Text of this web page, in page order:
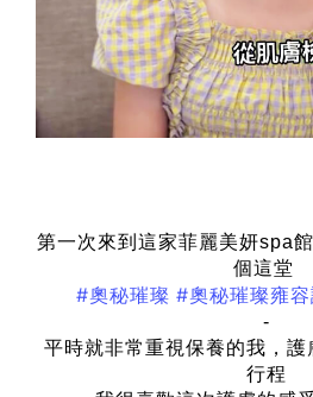
第一次來到這家菲麗美妍spa
個這堂
#奧秘璀璨 #奧秘璀璨雍容
-
平時就非常重視保養的我，
行程